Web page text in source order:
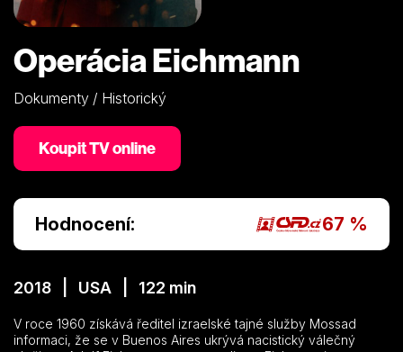
Operácia Eichmann
Dokumenty / Historický
Koupit TV online
Hodnocení: 67 %
2018 | USA | 122 min
V roce 1960 získává ředitel izraelské tajné služby Mossad
informaci, že se v Buenos Aires ukrývá nacistický válečný